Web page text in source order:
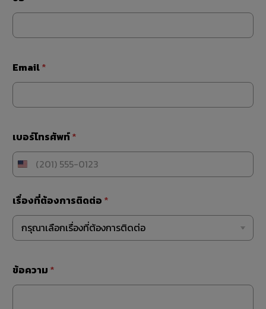
Email*
เบอร์โทรศัพท์*
เรื่องที่ต้องการติดต่อ *
ข้อความ *